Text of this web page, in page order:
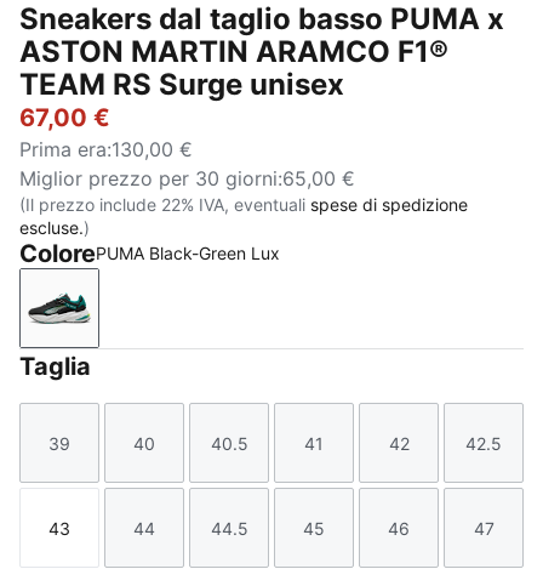
Sneakers dal taglio basso PUMA x
ASTON MARTIN ARAMCO F1®
TEAM RS Surge unisex
67,00 €
Prima era:130,00 €
Miglior prezzo per 30 giorni:65,00 €
(Il prezzo include 22% IVA, eventuali spese di spedizione
escluse.)
ColorePUMA Black-Green Lux
PUMA Black-Green Lux
Taglia
Taglia
39
Taglia
40
Taglia
40.5
Taglia
41
Taglia
42
Taglia
42.5
Taglia
43
Taglia
44
Taglia
44.5
Taglia
45
Taglia
46
Taglia
47